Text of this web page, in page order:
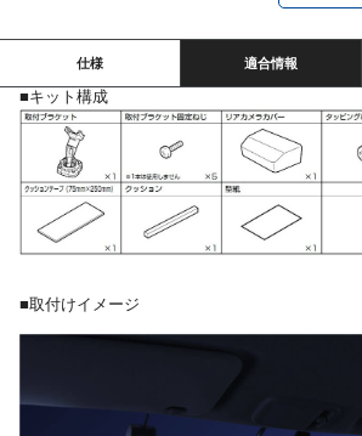
仕様 適合情報
■キット構成
■取付けイメージ